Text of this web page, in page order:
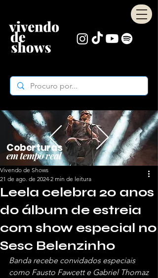
Coberturas
em tempo real
Leela celebra 20 anos
do álbum de estreia
com show especial no
Sesc Belenzinho
Vivendo de Shows
21 de ago. de 2024 2 min de leitura
Banda recebe convidados especiais
como Fausto Fawcett e Gabriel Thomaz